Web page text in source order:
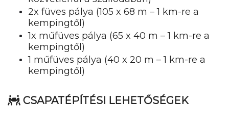
2x füves pálya (105 x 68 m – 1 km-re a
kempingtől)
1x műfüves pálya (65 x 40 m – 1 km-re a
kempingtől)
1 műfüves pálya (40 x 20 m – 1 km-re a
kempingtől)
CSAPATÉPÍTÉSI LEHETŐSÉGEK